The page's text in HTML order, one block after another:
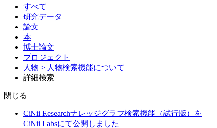
すべて
研究データ
論文
本
博士論文
プロジェクト
人物 > 人物検索機能について
詳細検索
閉じる
CiNii Researchナレッジグラフ検索機能（試行版）を
CiNii Labsにて公開しました